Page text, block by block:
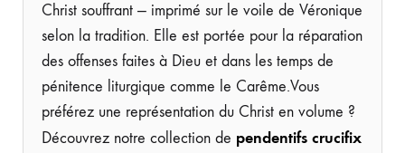
Christ souffrant — imprimé sur le voile de Véronique
selon la tradition. Elle est portée pour la réparation
des offenses faites à Dieu et dans les temps de
pénitence liturgique comme le Carême.Vous
préférez une représentation du Christ en volume ?
Découvrez notre collection de pendentifs crucifix